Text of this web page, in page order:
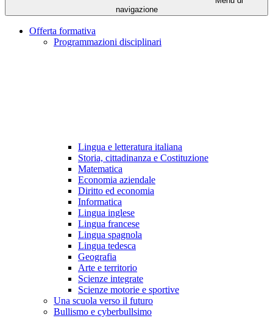
navigazione
Offerta formativa
Programmazioni disciplinari
Lingua e letteratura italiana
Storia, cittadinanza e Costituzione
Matematica
Economia aziendale
Diritto ed economia
Informatica
Lingua inglese
Lingua francese
Lingua spagnola
Lingua tedesca
Geografia
Arte e territorio
Scienze integrate
Scienze motorie e sportive
Una scuola verso il futuro
Bullismo e cyberbullsimo